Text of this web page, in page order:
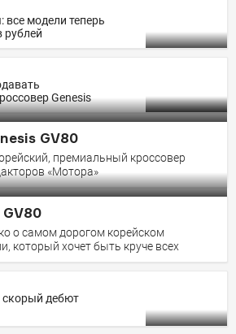
все модели теперь
рублей
Genesis
GV80
премиальный кроссовер
«Мотора»
о самом дорогом корейском
который хочет быть круче всех
скорый дебют